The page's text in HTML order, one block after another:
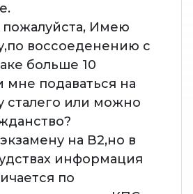
Имею
воссоеденению с
больше 10
мне подаваться на
сталего или можно
на В2,но в
информация
по